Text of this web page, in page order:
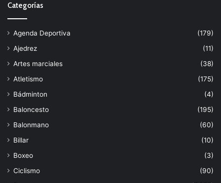
Categorías
Agenda Deportiva
(179)
Ajedrez
(11)
Artes marciales
(38)
Atletismo
(175)
Bádminton
(4)
Baloncesto
(195)
Balonmano
(60)
Billar
(10)
Boxeo
(3)
Ciclismo
(90)